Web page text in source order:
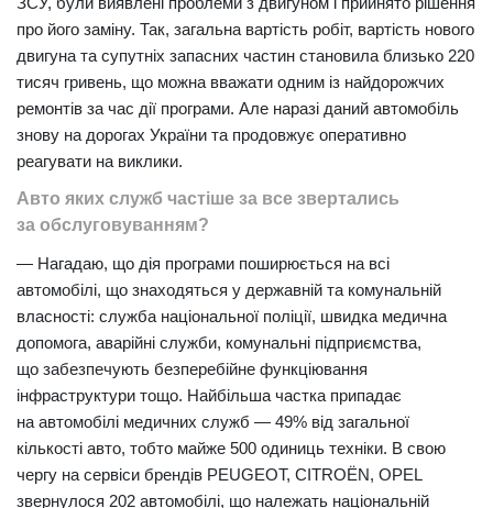
про його заміну. Так, загальна вартість робіт, вартість нового
двигуна та супутніх запасних частин становила близько 220
тисяч гривень, що можна вважати одним із найдорожчих
ремонтів за час дії програми. Але наразі даний автомобіль
знову на дорогах України та продовжує оперативно
реагувати на виклики.
Авто яких служб частіше за все звертались
за обслуговуванням?
— Нагадаю, що дія програми поширюється на всі
автомобілі, що знаходяться у державній та комунальній
власності: служба національної поліції, швидка медична
допомога, аварійні служби, комунальні підприємства,
що забезпечують безперебійне функціювання
інфраструктури тощо. Найбільша частка припадає
на автомобілі медичних служб — 49% від загальної
кількості авто, тобто майже 500 одиниць техніки. В свою
чергу на сервіси брендів PEUGEOT, CITROËN, OPEL
звернулося 202 автомобілі, що належать національній